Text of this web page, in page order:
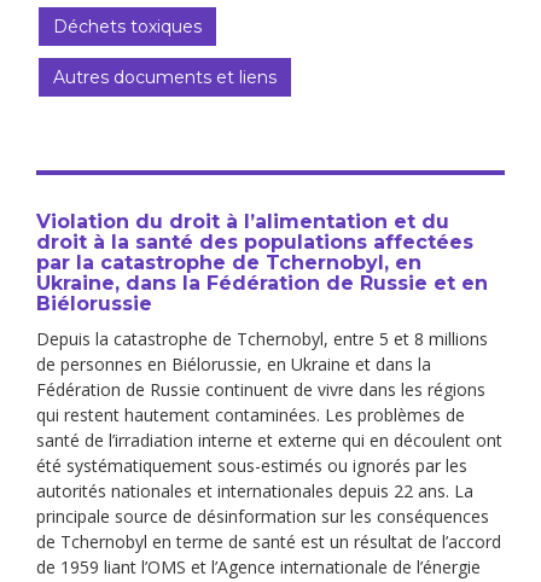
Déchets toxiques
Autres documents et liens
Violation du droit à l’alimentation et du
droit à la santé des populations affectées
par la catastrophe de Tchernobyl, en
Ukraine, dans la Fédération de Russie et en
Biélorussie
Depuis la catastrophe de Tchernobyl, entre 5 et 8 millions
de personnes en Biélorussie, en Ukraine et dans la
Fédération de Russie continuent de vivre dans les régions
qui restent hautement contaminées. Les problèmes de
santé de l’irradiation interne et externe qui en découlent ont
été systématiquement sous-estimés ou ignorés par les
autorités nationales et internationales depuis 22 ans. La
principale source de désinformation sur les conséquences
de Tchernobyl en terme de santé est un résultat de l’accord
de 1959 liant l’OMS et l’Agence internationale de l’énergie